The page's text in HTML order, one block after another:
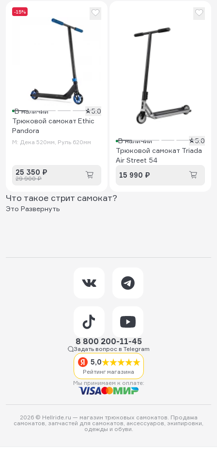
-15%
В наличии
5.0
Трюковой самокат Ethic
Pandora
M: Дека 520мм, Руль 620мм
25 350 ₽
29 900 ₽
В наличии
5.0
Трюковой самокат Triada
Air Street 54
15 990 ₽
Что такое стрит самокат?
Это Развернуть
8 800 200-11-45
Задать вопрос в Telegram
5,0
Рейтинг магазина
Мы принимаем к оплате:
2026 © Hellride.ru — магазин трюковых самокатов. Продажа
самокатов, запчастей для самокатов, аксессуаров, экипировки,
одежды и обуви.